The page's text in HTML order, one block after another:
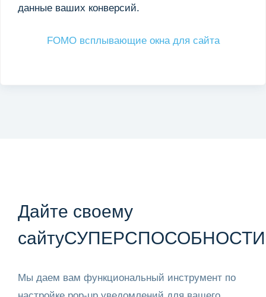
данные ваших конверсий.
FOMO всплывающие окна для сайта
Дайте своему
сайту
Мы даем вам функциональный инструмент по